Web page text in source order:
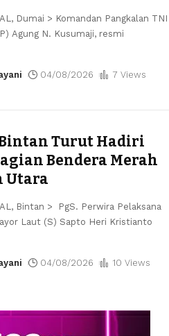
Dumai > Komandan Pangkalan TNI
Agung N. Kusumaji, resmi
04/08/2026 7 Views
Turut Hadiri
Bendera Merah
Utara
Bintan > PgS. Perwira Pelaksana
Laut (S) Sapto Heri Kristianto
04/08/2026 10 Views